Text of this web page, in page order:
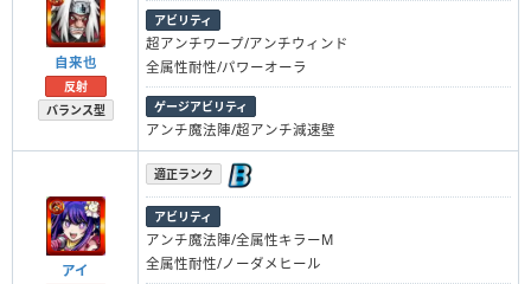
自来也
反射
バランス型
アビリティ
超アンチワープ/アンチウィンド
全属性耐性/パワーオーラ
ゲージアビリティ
アンチ魔法陣/超アンチ減速壁
アイ
適正ランク
アビリティ
アンチ魔法陣/全属性キラーM
全属性耐性/ノーダメヒール